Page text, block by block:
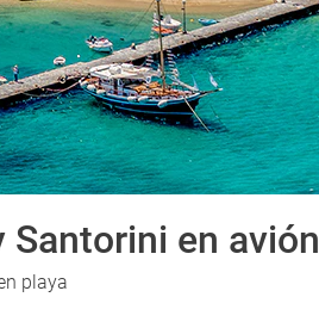
en avión
playa